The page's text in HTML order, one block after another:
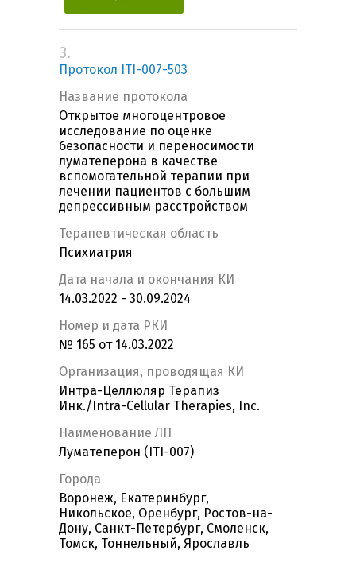
3.
Протокол ITI-007-503
Название протокола
Открытое многоцентровое
исследование по оценке
безопасности и переносимости
луматеперона в качестве
вспомогательной терапии при
лечении пациентов с большим
депрессивным расстройством
Терапевтическая область
Психиатрия
Дата начала и окончания КИ
14.03.2022 - 30.09.2024
Номер и дата РКИ
№ 165 от 14.03.2022
Организация, проводящая КИ
Интра-Целлюляр Терапиз
Инк./Intra-Cellular Therapies, Inc.
Наименование ЛП
Луматеперон (ITI-007)
Города
Воронеж, Екатеринбург,
Никольское, Оренбург, Ростов-на-
Дону, Санкт-Петербург, Смоленск,
Томск, Тоннельный, Ярославль